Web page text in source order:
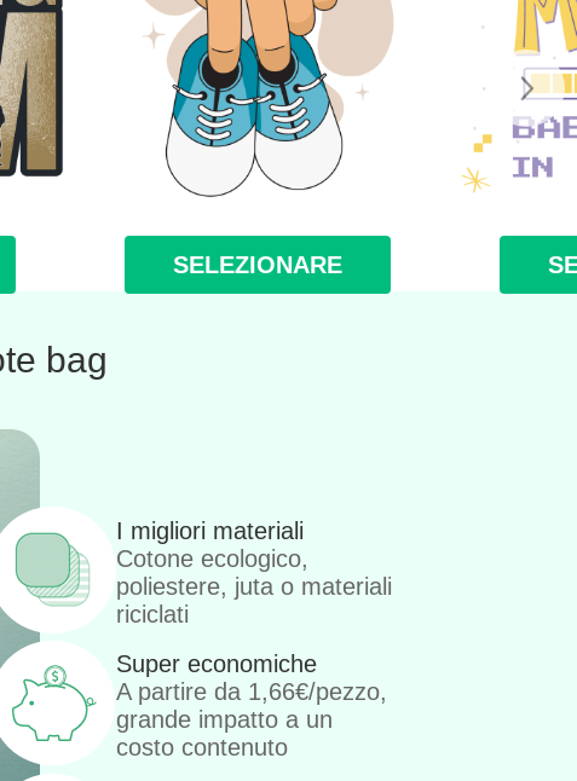
SELEZIONARE
bag
I migliori materiali
Cotone ecologico,
poliestere, juta o materiali
riciclati
Super economiche
A partire da 1,66€/pezzo,
grande impatto a un
costo contenuto